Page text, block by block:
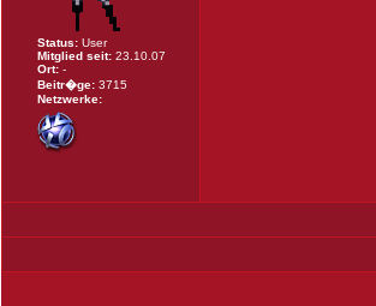
Status: User
Mitglied seit: 23.10.07
Ort: -
Beitr�ge: 3715
Netzwerke: